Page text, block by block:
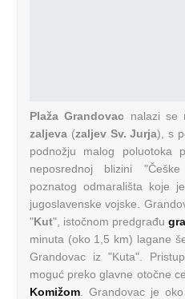
Plaža Grandovac nalazi se
zaljeva (zaljev Sv. Jurja), s
podnožju malog poluotoka
neposrednoj blizini
poznatog odmarališta koje
jugoslavenske vojske.
"Kut", istočnom predgrađu
minuta (oko 1,5 km) lagane
Grandovac iz "Kuta".
moguć preko glavne otočne
Komižom . Grandovac je